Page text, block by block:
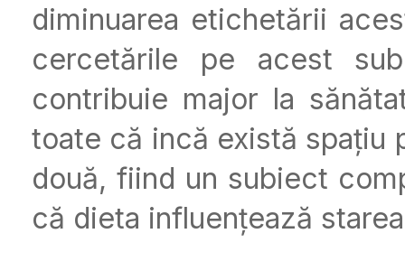
diminuarea etichetării
cercetările pe acest
contribuie major la
toate că incă există spațiu
două, fiind un subiect
că dieta influențează